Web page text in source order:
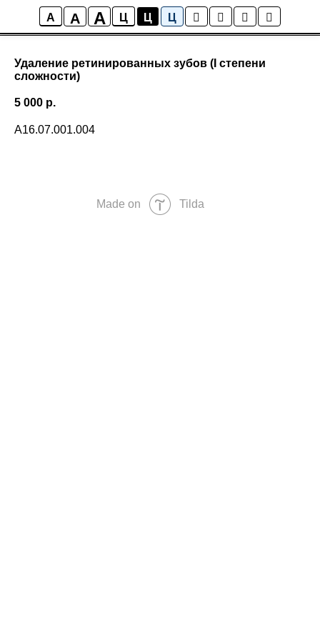
A A A Ц Ц Ц
Удаление ретинированных зубов (I степени
сложности)
5 000 р.
А16.07.001.004
Made on Tilda